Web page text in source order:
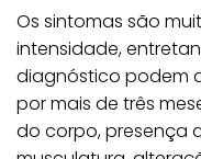
Os sintomas são
intensidade,
diagnóstico podem
por mais de três
do corpo, presença